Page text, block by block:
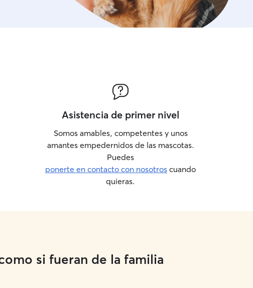
Asistencia de primer nivel
Somos amables, competentes y unos
amantes empedernidos de las mascotas.
Puedes
ponerte en contacto con nosotros cuando
quieras.
si fueran de la familia